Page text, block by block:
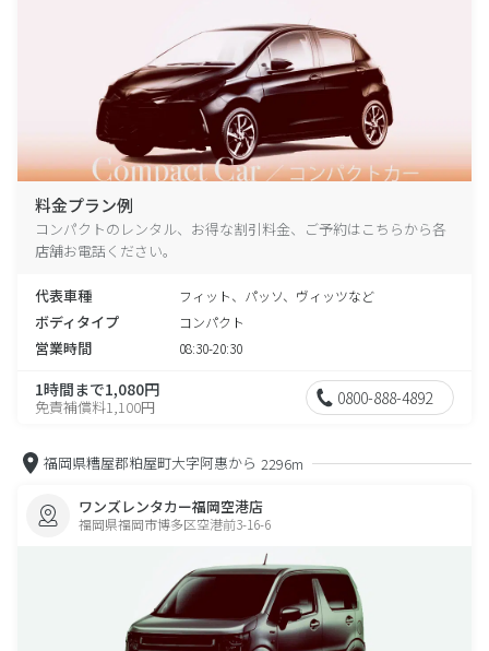
料金プラン例
コンパクトのレンタル、お得な割引料金、ご予約はこちらから各
店舗お電話ください。
代表車種 フィット、パッソ、ヴィッツなど
ボディタイプ コンパクト
営業時間 08:30-20:30
1時間まで1,080円
免責補償料1,100円 0800-888-4892
福岡県糟屋郡粕屋町大字阿惠から 2296m
ワンズレンタカー福岡空港店
福岡県福岡市博多区空港前3-16-6